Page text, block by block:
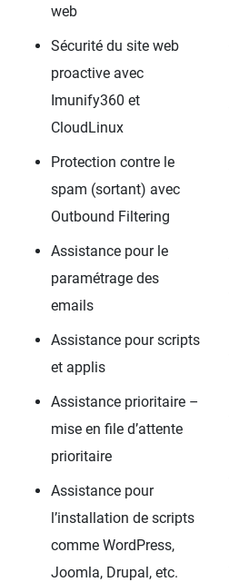
web
Sécurité du site web
proactive avec
Imunify360 et
CloudLinux
Protection contre le
spam (sortant) avec
Outbound Filtering
Assistance pour le
paramétrage des
emails
Assistance pour scripts
et applis
Assistance prioritaire –
mise en file d’attente
prioritaire
Assistance pour
l’installation de scripts
comme WordPress,
Joomla, Drupal, etc.